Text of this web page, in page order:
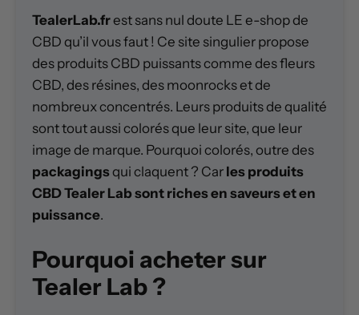
TealerLab.frest sans nul doute LE e-shop de
CBD qu’il vous faut ! Ce site singulier propose
des produits CBD puissants comme des fleurs
CBD, des résines, des moonrocks et de
nombreux concentrés. Leurs produits de qualité
sont tout aussi colorés que leur site, que leur
image de marque. Pourquoi colorés, outre des
packagingsqui claquent ? Car les produits
CBD Tealer Lab sont riches en saveurs et en
puissance.
Pourquoi acheter sur
Tealer Lab ?